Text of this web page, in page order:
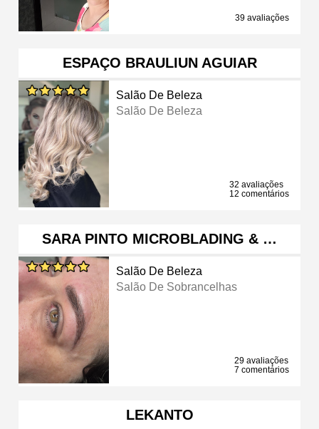
39 avaliações
ESPAÇO BRAULIUN AGUIAR
Salão De Beleza
Salão De Beleza
32 avaliações
12 comentários
SARA PINTO MICROBLADING & …
Salão De Beleza
Salão De Sobrancelhas
29 avaliações
7 comentários
LEKANTO